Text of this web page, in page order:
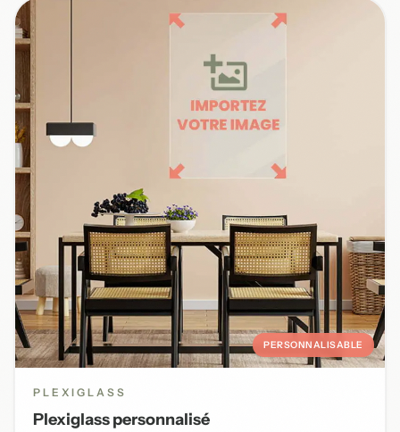
PERSONNALISABLE
PLEXIGLASS
Plexiglass personnalisé